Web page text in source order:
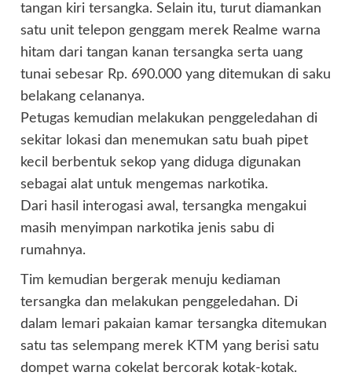
tangan kiri tersangka. Selain itu, turut diamankan
satu unit telepon genggam merek Realme warna
hitam dari tangan kanan tersangka serta uang
tunai sebesar Rp. 690.000 yang ditemukan di saku
belakang celananya.
Petugas kemudian melakukan penggeledahan di
sekitar lokasi dan menemukan satu buah pipet
kecil berbentuk sekop yang diduga digunakan
sebagai alat untuk mengemas narkotika.
Dari hasil interogasi awal, tersangka mengakui
masih menyimpan narkotika jenis sabu di
rumahnya.
Tim kemudian bergerak menuju kediaman
tersangka dan melakukan penggeledahan. Di
dalam lemari pakaian kamar tersangka ditemukan
satu tas selempang merek KTM yang berisi satu
dompet warna cokelat bercorak kotak-kotak.